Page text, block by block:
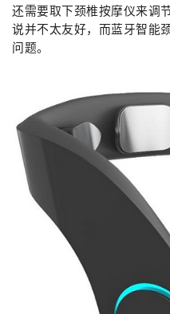
还需要取下颈椎按摩仪来调
说并不太友好，而蓝牙智能
问题。